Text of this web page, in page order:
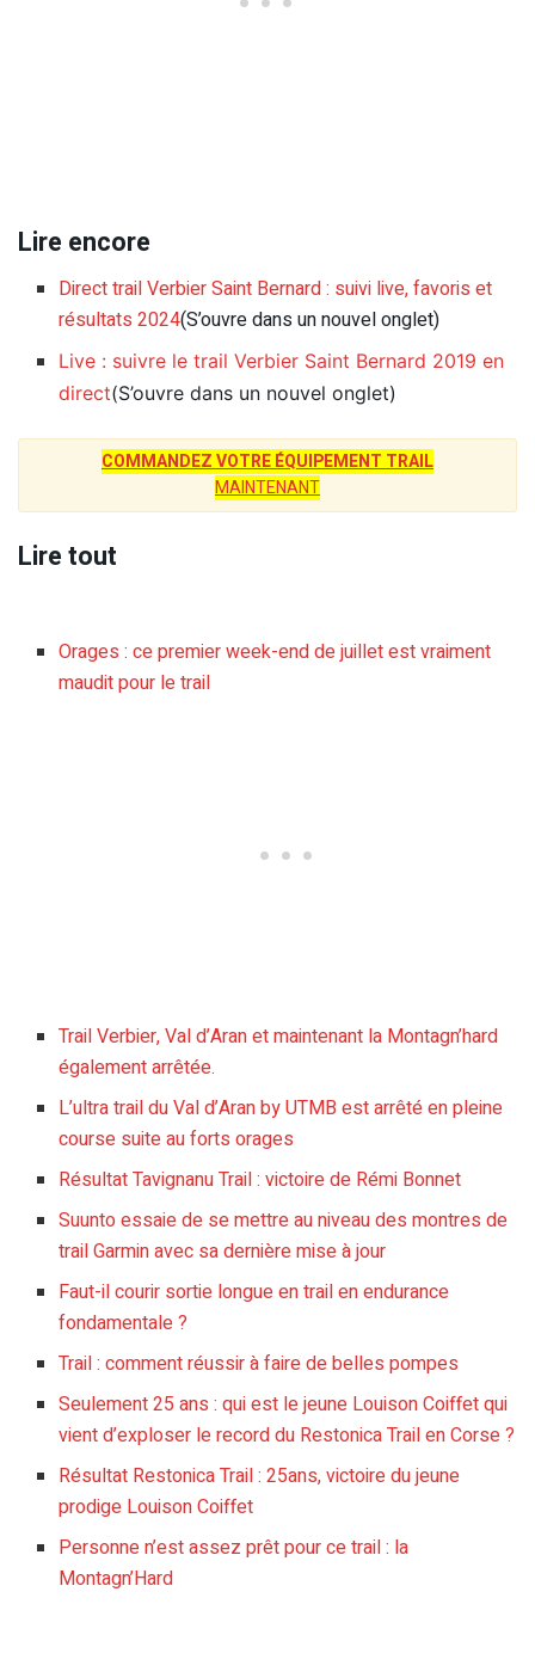
Lire encore
Direct trail Verbier Saint Bernard : suivi live, favoris et
résultats 2024(S’ouvre dans un nouvel onglet)
Live : suivre le trail Verbier Saint Bernard 2019 en
direct(S’ouvre dans un nouvel onglet)
COMMANDEZ VOTRE ÉQUIPEMENT TRAIL
MAINTENANT
Lire tout
Orages : ce premier week-end de juillet est vraiment
maudit pour le trail
Trail Verbier, Val d’Aran et maintenant la Montagn’hard
également arrêtée.
L’ultra trail du Val d’Aran by UTMB est arrêté en pleine
course suite au forts orages
Résultat Tavignanu Trail : victoire de Rémi Bonnet
Suunto essaie de se mettre au niveau des montres de
trail Garmin avec sa dernière mise à jour
Faut-il courir sortie longue en trail en endurance
fondamentale ?
Trail : comment réussir à faire de belles pompes
Seulement 25 ans : qui est le jeune Louison Coiffet qui
vient d’exploser le record du Restonica Trail en Corse ?
Résultat Restonica Trail : 25ans, victoire du jeune
prodige Louison Coiffet
Personne n’est assez prêt pour ce trail : la
Montagn’Hard